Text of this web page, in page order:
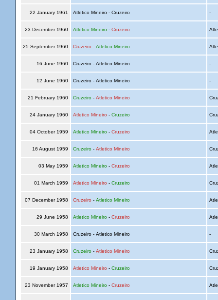
22 January 1961 Atletico Mineiro - Cruzeiro -
23 December 1960 Atletico Mineiro- Cruzeiro
25 September 1960 Cruzeiro - Atletico Mineiro
16 June 1960 Cruzeiro - Atletico Mineiro -
12 June 1960 Cruzeiro - Atletico Mineiro -
21 February 1960 Cruzeiro- Atletico Mineiro
24 January 1960 Atletico Mineiro - Cruzeiro
04 October 1959 Atletico Mineiro- Cruzeiro
16 August 1959 Cruzeiro- Atletico Mineiro
03 May 1959 Atletico Mineiro- Cruzeiro
01 March 1959 Atletico Mineiro - Cruzeiro
07 December 1958 Cruzeiro - Atletico Mineiro
29 June 1958 Atletico Mineiro- Cruzeiro
30 March 1958 Cruzeiro - Atletico Mineiro -
23 January 1958 Cruzeiro- Atletico Mineiro
19 January 1958 Atletico Mineiro - Cruzeiro
23 November 1957 Atletico Mineiro- Cruzeiro